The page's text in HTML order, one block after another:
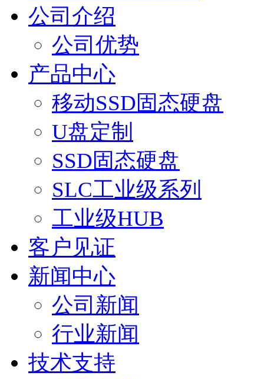
公司介绍
公司优势
产品中心
移动SSD固态硬盘
U盘定制
SSD固态硬盘
SLC工业级系列
工业级HUB
客户见证
新闻中心
公司新闻
行业新闻
技术支持